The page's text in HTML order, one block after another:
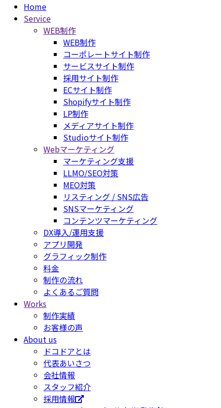
Home
Service
WEB制作
WEB制作
コーポレートサイト制作
サービスサイト制作
採用サイト制作
ECサイト制作
Shopifyサイト制作
LP制作
メディアサイト制作
Studioサイト制作
Webマーケティング
マーケティング支援
LLMO/SEO対策
MEO対策
リスティング / SNS広告
SNSマーケティング
コンテンツマーケティング
DX導入/運用支援
アプリ開発
グラフィック制作
料金
制作の流れ
よくあるご質問
Works
制作実績
お客様の声
About us
ドコドアとは
代表あいさつ
会社情報
スタッフ紹介
採用情報